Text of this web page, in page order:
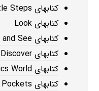
کتابهای Little Steps
کتابهای Look
کتابهای Look and See
کتابهای Oxford Discover
کتابهای Oxford Phonics World
کتابهای Pockets